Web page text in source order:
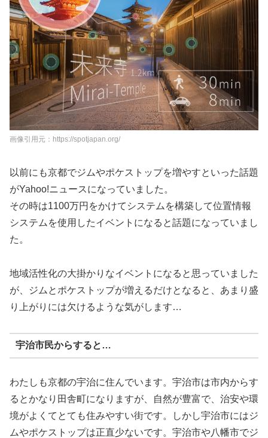
画像引用元：https://spotjapan.org/
以前にも京都でジムやポケストップを増やすといった話題
がYahoo!ニュースになっていました。
その時は1100万円をかけてシステムを構築して位置情報
システムを使用したイベントになると話題になっていまし
た。
地域活性化の大掛かりなイベントになると思っていました
が、ジムとポケストップが増えるだけとなると、あまり盛
り上がりには欠けるような気がします…
宇治市民からすると…
わたしも京都の宇治に住んでいます。宇治市は市内からす
るとかなり田舎町になりますが、自然が豊富で、治安や環
境がよくてとても住みやすい街です。しかし宇治市にはジ
ムやポケストップは正直少ないです。宇治市や八幡市でジ